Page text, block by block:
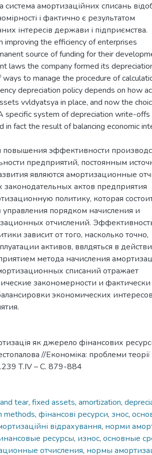
система амортизаційних списань
і фактично є результатом
інтересів держави і підприємства.
improving the efficiency of enterprises
source of funding for their
laws the company formed its
to manage the procedure of
depreciation policy depends on how
vvldyatsya in place, and now the
specific system of depreciation write-
in fact the result of balancing economic
эффективности
предприятий, постоянным
являются амортизационные
актов предприятия
политику, которая
управления порядком начисления и
отчислений.
зависит от того, насколько точно,
активов, ввлдяться в
метода начисления
списаний отражает
закономерности и фактически
экономических интересов
як джерело фінансових
//Економіка: проблеми теорії
Т.IV – С. 879-884
tear, fixed assets, amortization,
methods, фінансові ресурси, знос,
відрахування, норми
ресурсы, износ, основные
отчисления, нормы